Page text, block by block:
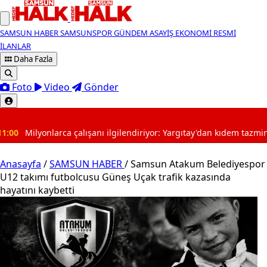
SAMSUN HABERSAMSUNSPORGÜNDEM ASAYİŞ EKONOMİ RESMİ
İLANLAR
Daha Fazla
Foto Video Gönder
ilgilendiriyor: Yargıtay'dan kıdem tazminatında devrim gibi
Anasayfa /SAMSUN HABER/Samsun Atakum Belediyespor
U12 takımı futbolcusu Güneş Uçak trafik kazasında
hayatını kaybetti